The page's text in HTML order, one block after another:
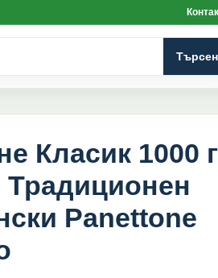
Класик 1000 г
Традиционен
Panettone